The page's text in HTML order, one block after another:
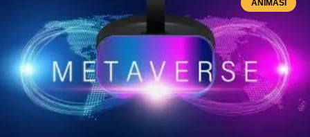
ANIMASI